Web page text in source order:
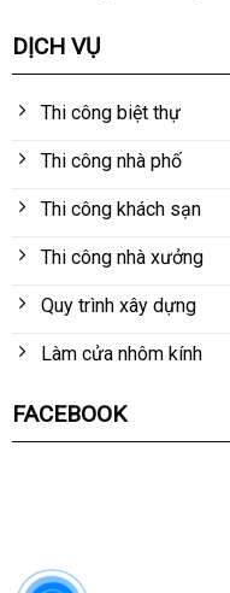
DỊCH VỤ
Thi công biệt thự
Thi công nhà phố
Thi công khách sạn
Thi công nhà xưởng
Quy trình xây dựng
Làm cửa nhôm kính
FACEBOOK